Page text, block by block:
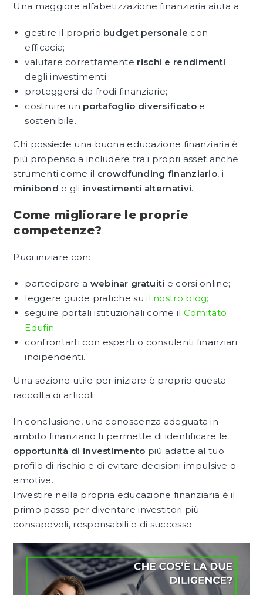
Una maggiore alfabetizzazione finanziaria aiuta a:
gestire il proprio budget personale con
efficacia;
valutare correttamente rischi e rendimenti
degli investimenti;
proteggersi da frodi finanziarie;
costruire un portafoglio diversificatoe
sostenibile.
Chi possiede una buona educazione finanziaria è
più propenso a includere tra i propri asset anche
strumenti come il crowdfunding finanziario, i
minibond e gli investimenti alternativi.
Come migliorare le proprie
competenze?
Puoi iniziare con:
partecipare a webinar gratuiti e corsi online;
leggere guide pratiche suil nostro blog;
seguire portali istituzionali come il Comitato
Edufin;
confrontarti con esperti o consulenti finanziari
indipendenti.
Una sezione utile per iniziare è proprio questa
raccolta di articoli.
In conclusione, una conoscenza adeguata in
ambito finanziario ti permette di identificare le
opportunità di investimento più adatte al tuo
profilo di rischio e di evitare decisioni impulsive o
emotive.
Investire nella propria educazione finanziaria è il
primo passo per diventare investitori più
consapevoli, responsabili e di successo.